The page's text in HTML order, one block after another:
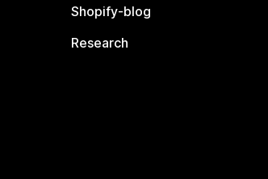
Shopify-blog
Research